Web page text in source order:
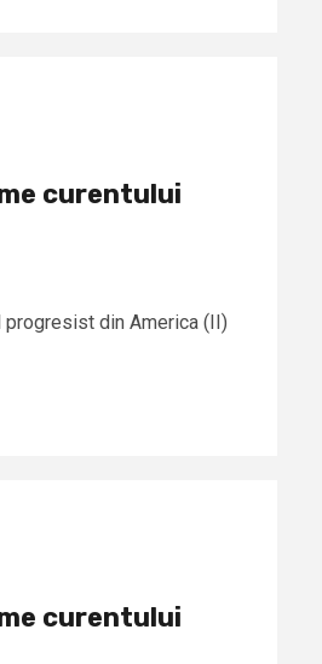
curentului
din America (II)
curentului